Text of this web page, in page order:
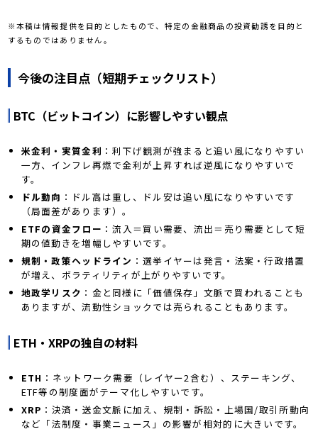
※本稿は情報提供を目的としたもので、特定の金融商品の投資勧誘を目的と
するものではありません。
今後の注目点（短期チェックリスト）
BTC（ビットコイン）に影響しやすい観点
米金利・実質金利 ：利下げ観測が強まると追い風になりやすい
一方、インフレ再燃で金利が上昇すれば逆風になりやすいで
す。
ドル動向 ：ドル高は重し、ドル安は追い風になりやすいです
（局面差があります）。
ETFの資金フロー ：流入＝買い需要、流出＝売り需要として短
期の値動きを増幅しやすいです。
規制・政策ヘッドライン ：選挙イヤーは発言・法案・行政措置
が増え、ボラティリティが上がりやすいです。
地政学リスク ：金と同様に「価値保存」文脈で買われることも
ありますが、流動性ショックでは売られることもあります。
ETH・XRPの独自の材料
ETH ：ネットワーク需要（レイヤー2含む）、ステーキング、
ETF等の制度面がテーマ化しやすいです。
XRP ：決済・送金文脈に加え、規制・訴訟・上場国/取引所動向
など「法制度・事業ニュース」の影響が相対的に大きいです。